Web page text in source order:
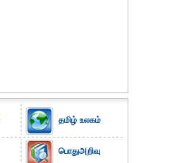
தமிழ் உலகம்
பொதுஅறிவு